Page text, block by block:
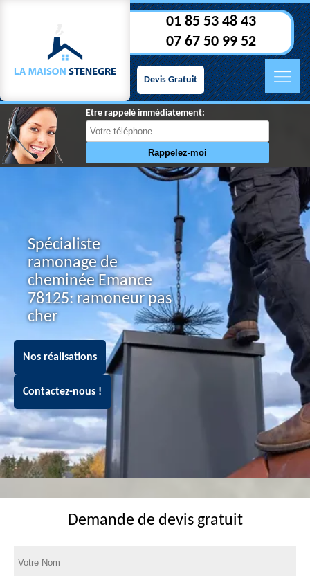
01 85 53 48 43
07 67 50 99 52
Devis Gratuit
Etre rappelé immédiatement:
Spécialiste
ramonage de
cheminée Emance
78125: ramoneur pas
cher
Nos réalisations
Contactez-nous !
Demande de devis gratuit